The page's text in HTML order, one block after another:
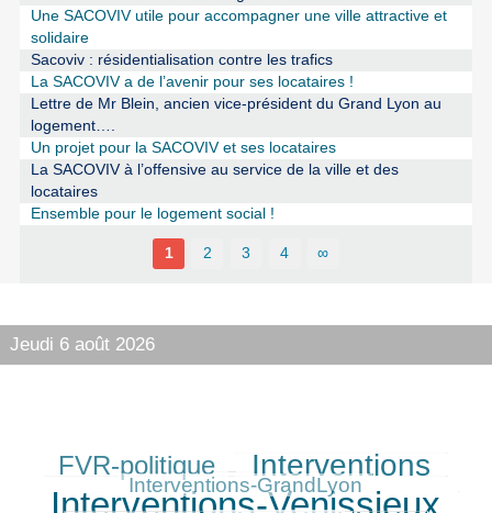
Une SACOVIV utile pour accompagner une ville attractive et
solidaire
Sacoviv : résidentialisation contre les trafics
La SACOVIV a de l’avenir pour ses locataires !
Lettre de Mr Blein, ancien vice-président du Grand Lyon au
logement….
Un projet pour la SACOVIV et ses locataires
La SACOVIV à l’offensive au service de la ville et des
locataires
Ensemble pour le logement social !
1 2 3 4 ∞
Jeudi 6 août 2026
315/550FVR-politique
401/550 Interventions
181/550
Interventions-GrandLyon
223/550